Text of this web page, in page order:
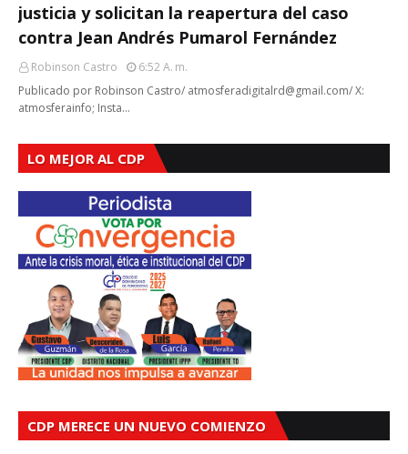
justicia y solicitan la reapertura del caso
contra Jean Andrés Pumarol Fernández
Robinson Castro
6:52 A. M.
Publicado por Robinson Castro/ atmosferadigitalrd@gmail.com/ X:
atmosferainfo; Insta…
LO MEJOR AL CDP
CDP MERECE UN NUEVO COMIENZO